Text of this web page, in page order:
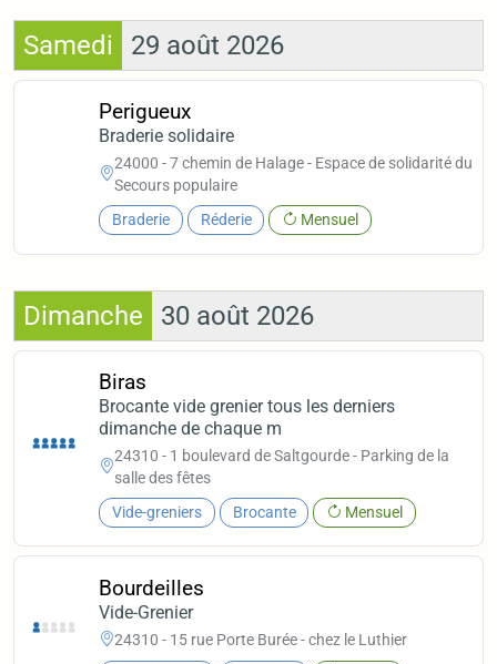
Samedi 29 août 2026
Perigueux
Braderie solidaire
24000 - 7 chemin de Halage - Espace de solidarité du
Secours populaire
Braderie Réderie Mensuel
Dimanche 30 août 2026
Biras
Brocante vide grenier tous les derniers
dimanche de chaque m
24310 - 1 boulevard de Saltgourde - Parking de la
salle des fêtes
Vide-greniers Brocante Mensuel
Bourdeilles
Vide-Grenier
24310 - 15 rue Porte Burée - chez le Luthier